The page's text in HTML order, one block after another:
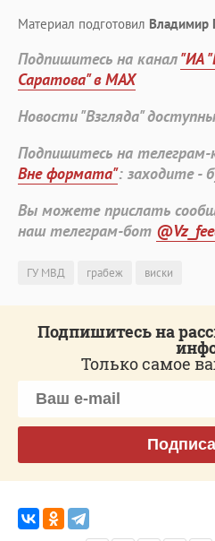
Материал подготовил Владимир
Подпишитесь на канал"ИА
Саратова" в MAX
Новости "Взгляда"
Подпишитесь на телеграм-
Вне формата": заходите -
Вы можете прислать
наш телеграм-бот
ГУ МВД грабеж виски
Подпишитесь на
Только самое